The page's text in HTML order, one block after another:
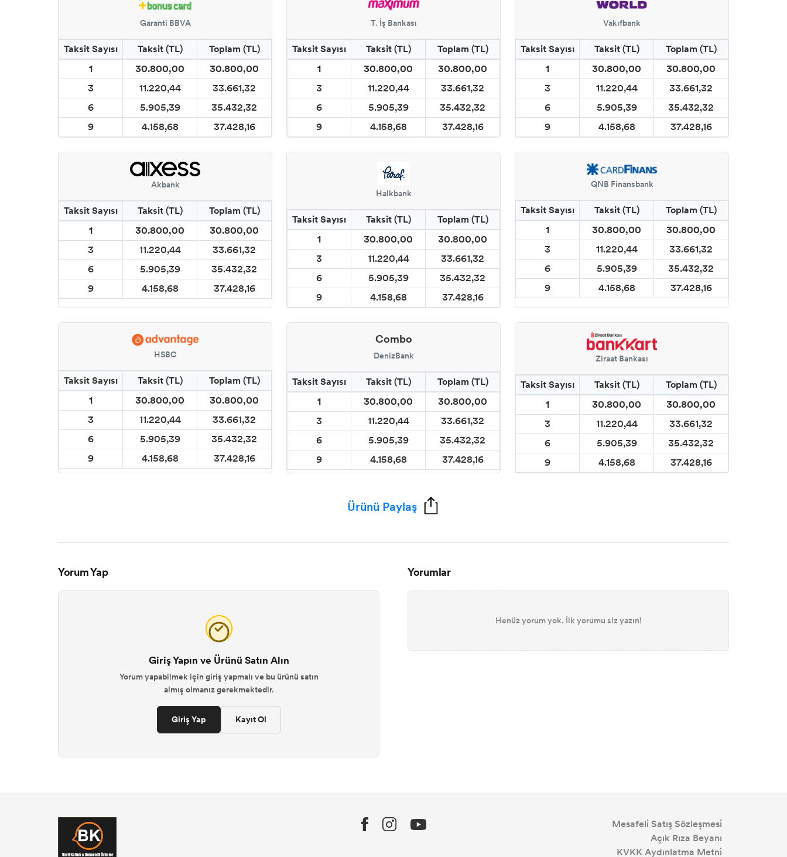
Garanti BBVA
Taksit Sayısı Taksit (TL)
Toplam (TL)
1
30.800,00
30.800,00
3
11.220,44
33.661,32
6
5.905,39
35.432,32
9
4.158,68 37.428,16
T. İş Bankası
Taksit Sayısı Taksit (TL)
Toplam (TL)
1
30.800,00
30.800,00
3
11.220,44
33.661,32
6
5.905,39
35.432,32
9
4.158,68 37.428,16
Vakıfbank
Taksit Sayısı Taksit (TL)
Toplam (TL)
1
30.800,00
30.800,00
3
11.220,44
33.661,32
6
5.905,39
35.432,32
9
4.158,68 37.428,16
Akbank
Taksit Sayısı Taksit (TL)
Toplam (TL)
1
30.800,00
30.800,00
3
11.220,44
33.661,32
6
5.905,39
35.432,32
9
4.158,68 37.428,16
Halkbank
Taksit Sayısı Taksit (TL)
Toplam (TL)
1
30.800,00
30.800,00
3
11.220,44
33.661,32
6
5.905,39
35.432,32
9
4.158,68 37.428,16
QNB Finansbank
Taksit Sayısı Taksit (TL)
Toplam (TL)
1
30.800,00
30.800,00
3
11.220,44
33.661,32
6
5.905,39
35.432,32
9
4.158,68 37.428,16
HSBC
Taksit Sayısı Taksit (TL)
Toplam (TL)
1
30.800,00
30.800,00
3
11.220,44
33.661,32
6
5.905,39
35.432,32
9
4.158,68 37.428,16
Combo
DenizBank
Taksit Sayısı Taksit (TL)
Toplam (TL)
1
30.800,00
30.800,00
3
11.220,44
33.661,32
6
5.905,39
35.432,32
9
4.158,68 37.428,16
Ziraat Bankası
Taksit Sayısı Taksit (TL)
Toplam (TL)
1
30.800,00
30.800,00
3
11.220,44
33.661,32
6
5.905,39
35.432,32
9
4.158,68 37.428,16
Ürünü Paylaş
Yorum Yap
Giriş Yapın ve Ürünü Satın Alın
Yorum yapabilmek için giriş yapmalı ve bu ürünü satın
almış olmanız gerekmektedir.
Giriş Yap Kayıt Ol
Yorumlar
Henüz yorum yok. İlk yorumu siz yazın!
Mesafeli Satış Sözleşmesi
Açık Rıza Beyanı
KVKK Aydınlatma Metni